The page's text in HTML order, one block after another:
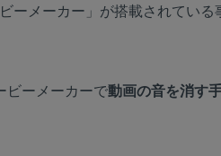
ーメーカー」が搭載されている
ーメーカーで動画の音を消す